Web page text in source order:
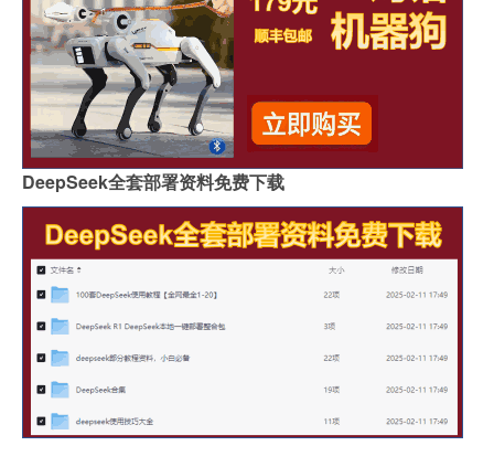
DeepSeek全套部署资料免费下载